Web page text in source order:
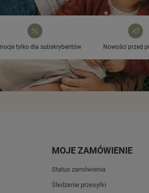
tylko dla subskrybentów Nowości przed
MOJE ZAMÓWIENIE
Status zamówienia
Śledzenie przesyłki